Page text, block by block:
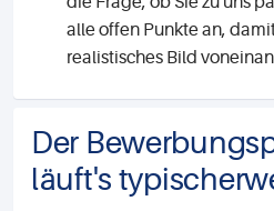
alle offen Punkte an,
realistisches Bild
Der
läuft's